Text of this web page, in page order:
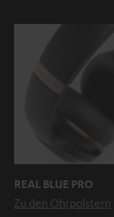
REAL BLUE PRO
Zu den Ohrpolstern